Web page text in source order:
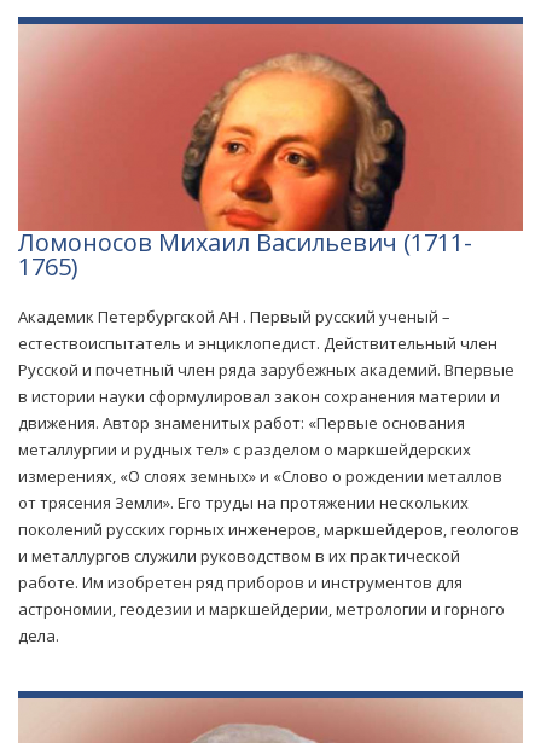
Ломоносов Михаил Васильевич (1711-
1765)
Академик Петербургской АН . Первый русский ученый –
естествоиспытатель и энциклопедист. Действительный член
Русской и почетный член ряда зарубежных академий. Впервые
в истории науки сформулировал закон сохранения материи и
движения. Автор знаменитых работ: «Первые основания
металлургии и рудных тел» с разделом о маркшейдерских
измерениях, «О слоях земных» и «Слово о рождении металлов
от трясения Земли». Его труды на протяжении нескольких
поколений русских горных инженеров, маркшейдеров, геологов
и металлургов служили руководством в их практической
работе. Им изобретен ряд приборов и инструментов для
астрономии, геодезии и маркшейдерии, метрологии и горного
дела.